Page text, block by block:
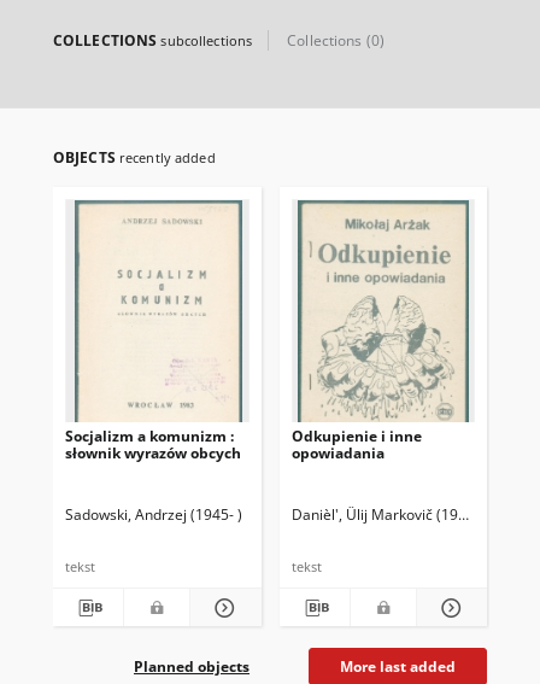
COLLECTIONSsubcollections Collections (0)
OBJECTS recently added
Socjalizm a komunizm :
słownik wyrazów obcych
Sadowski, Andrzej (1945- )
tekst
Odkupienie i inne
opowiadania
Danièl', Ûlij Markovič (1925-1988)
tekst
Planned objects More last added